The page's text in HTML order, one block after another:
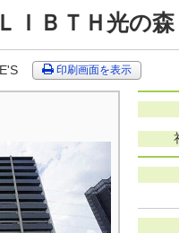
ＬＩＢＴＨ光の
印刷画面を表示